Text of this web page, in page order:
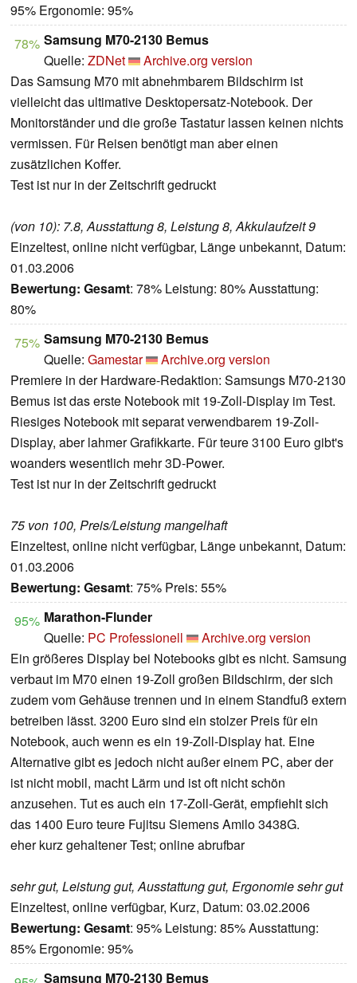
95% Ergonomie: 95%
78% Samsung M70-2130 Bemus
Quelle: ZDNet
Archive.org version
Das Samsung M70 mit abnehmbarem Bildschirm ist
vielleicht das ultimative Desktopersatz-Notebook. Der
Monitorständer und die große Tastatur lassen keinen nichts
vermissen. Für Reisen benötigt man aber einen
zusätzlichen Koffer.
Test ist nur in der Zeitschrift gedruckt
(von 10): 7.8, Ausstattung 8, Leistung 8, Akkulaufzeit 9
Einzeltest, online nicht verfügbar, Länge unbekannt, Datum:
01.03.2006
Bewertung: Gesamt: 78% Leistung: 80% Ausstattung:
80%
75% Samsung M70-2130 Bemus
Quelle: Gamestar
Archive.org version
Premiere in der Hardware-Redaktion: Samsungs M70-2130
Bemus ist das erste Notebook mit 19-Zoll-Display im Test.
Riesiges Notebook mit separat verwendbarem 19-Zoll-
Display, aber lahmer Grafikkarte. Für teure 3100 Euro gibt's
woanders wesentlich mehr 3D-Power.
Test ist nur in der Zeitschrift gedruckt
75 von 100, Preis/Leistung mangelhaft
Einzeltest, online nicht verfügbar, Länge unbekannt, Datum:
01.03.2006
Bewertung: Gesamt: 75% Preis: 55%
95% Marathon-Flunder
Quelle: PC Professionell
Archive.org version
Ein größeres Display bei Notebooks gibt es nicht. Samsung
verbaut im M70 einen 19-Zoll großen Bildschirm, der sich
zudem vom Gehäuse trennen und in einem Standfuß extern
betreiben lässt. 3200 Euro sind ein stolzer Preis für ein
Notebook, auch wenn es ein 19-Zoll-Display hat. Eine
Alternative gibt es jedoch nicht außer einem PC, aber der
ist nicht mobil, macht Lärm und ist oft nicht schön
anzusehen. Tut es auch ein 17-Zoll-Gerät, empfiehlt sich
das 1400 Euro teure Fujitsu Siemens Amilo 3438G.
eher kurz gehaltener Test; online abrufbar
sehr gut, Leistung gut, Ausstattung gut, Ergonomie sehr gut
Einzeltest, online verfügbar, Kurz, Datum: 03.02.2006
Bewertung: Gesamt: 95% Leistung: 85% Ausstattung:
85% Ergonomie: 95%
Samsung M70-2130 Bemus